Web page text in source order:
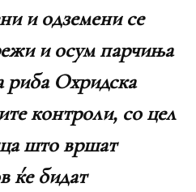
и одземени се
и осум парчиња
риба Охридска
контроли, со цел
што вршат
ќе бидат